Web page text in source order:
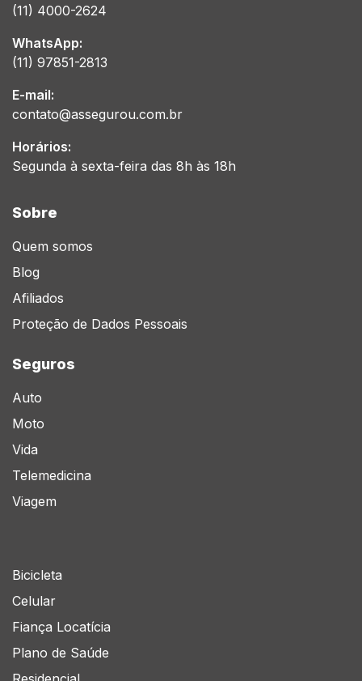
(11) 4000-2624
WhatsApp:
(11) 97851-2813
E-mail:
contato@assegurou.com.br
Horários:
Segunda à sexta-feira das 8h às 18h
Sobre
Quem somos
Blog
Afiliados
Proteção de Dados Pessoais
Seguros
Auto
Moto
Vida
Telemedicina
Viagem
Bicicleta
Celular
Fiança Locatícia
Plano de Saúde